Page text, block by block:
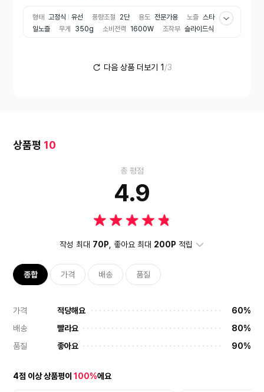
형태 고정식 유선 풍량조절 2단 용도 전문가용 노즐 스타
일노즐
무게 350g 소비전력 1600W 조작부 슬라이드식
다음 상품 더보기 1 /3
상품평 10
총 평점
4.9
작성 최대 70P , 좋아요 최대 200P 적립
종합 가격 배송 품질
가격 적당해요
60%
배송
빨라요
80%
품질
좋아요 90%
4점 이상 상품평이 100%에요